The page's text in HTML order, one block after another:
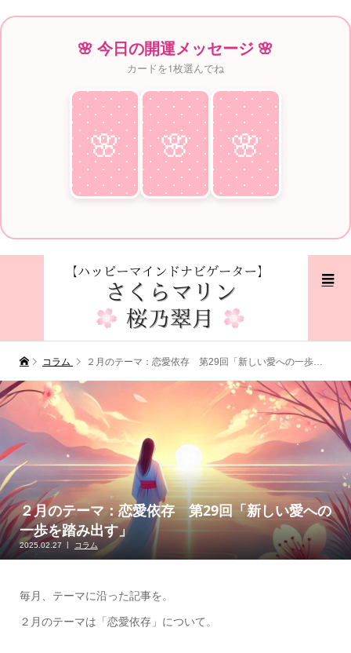
🌸 今日の開運メッセージ 🌸
カードを1枚選んでね
🌸
♥ 🌸
♥ 🌸
♥
コラム ２月のテーマ：恋愛依存 第29回「新しい愛への一歩を踏み出す」
２月のテーマ：恋愛依存 第29回「新しい愛への
一歩を踏み出す」
2025.02.27 コラム
毎月、テーマに沿った記事を。
２月のテーマは「恋愛依存」について。